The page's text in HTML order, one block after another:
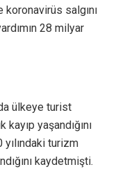
salgını
28 milyar
ülkeye turist
yaşandığını
turizm
kaydetmişti.